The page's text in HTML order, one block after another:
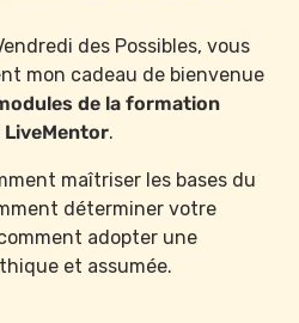
des Possibles, vous
mon cadeau de bienvenue
.
maîtriser les bases du
déterminer votre
adopter une
et assumée.